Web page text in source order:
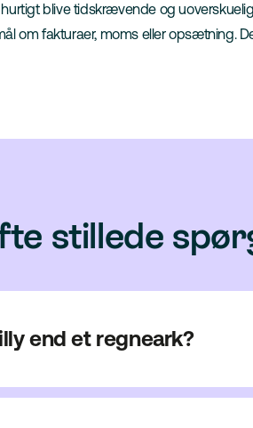
blive tidskrævende og
om fakturaer, moms eller opsætning.
stillede
end et regneark?
automatisk sikkerhedskopieret.